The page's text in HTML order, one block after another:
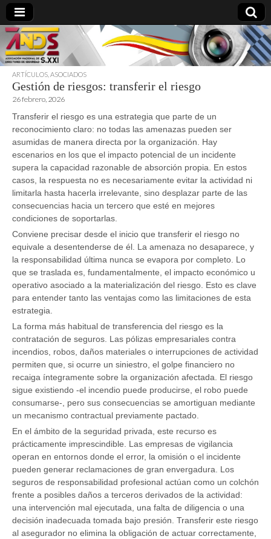
directoresdeseguridad.es
ARTÍCULOS ASOCIADOS
Gestión de riesgos: transferir el riesgo
26 febrero, 2026
Transferir el riesgo es una estrategia que parte de un
reconocimiento claro: no todas las amenazas pueden ser
asumidas de manera directa por la organización. Hay
escenarios en los que el impacto potencial de un incidente
supera la capacidad razonable de absorción propia. En estos
casos, la respuesta no es necesariamente evitar la actividad ni
limitarla hasta hacerla irrelevante, sino desplazar parte de las
consecuencias hacia un tercero que esté en mejores
condiciones de soportarlas.
Conviene precisar desde el inicio que transferir el riesgo no
equivale a desentenderse de él. La amenaza no desaparece, y
la responsabilidad última nunca se evapora por completo. Lo
que se traslada es, fundamentalmente, el impacto económico u
operativo asociado a la materialización del riesgo. Esto es clave
para entender tanto las ventajas como las limitaciones de esta
estrategia.
La forma más habitual de transferencia del riesgo es la
contratación de seguros. Las pólizas empresariales contra
incendios, robos, daños materiales o interrupciones de actividad
permiten que, si ocurre un siniestro, el golpe financiero no
recaiga íntegramente sobre la organización afectada. El riesgo
sigue existiendo -el incendio puede producirse, el robo puede
consumarse-, pero sus consecuencias se amortiguan mediante
un mecanismo contractual previamente pactado.
En el ámbito de la seguridad privada, este recurso es
prácticamente imprescindible. Las empresas de vigilancia
operan en entornos donde el error, la omisión o el incidente
pueden generar reclamaciones de gran envergadura. Los
seguros de responsabilidad profesional actúan como un colchón
frente a posibles daños a terceros derivados de la actividad:
una intervención mal ejecutada, una falta de diligencia o una
decisión inadecuada tomada bajo presión. Transferir este riesgo
al asegurador no elimina la obligación de actuar correctamente,